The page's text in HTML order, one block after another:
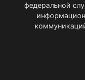
федеральной